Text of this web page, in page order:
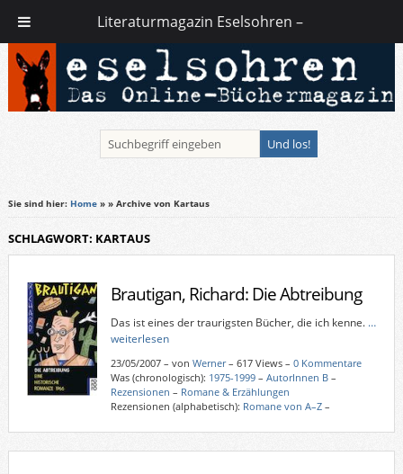
Sie sind hier: Home» » Archive von Kartaus
SCHLAGWORT: KARTAUS
Brautigan, Richard: Die Abtreibung
Das ist eines der traurigsten Bücher, die ich kenne. …
weiterlesen
23/05/2007– von Werner– 617 Views – 0 Kommentare
Was (chronologisch): 1975-1999– AutorInnen B–
Rezensionen – Romane & Erzählungen
Rezensionen (alphabetisch): Romane von A–Z–
Literaturmagazin Eselsohren –